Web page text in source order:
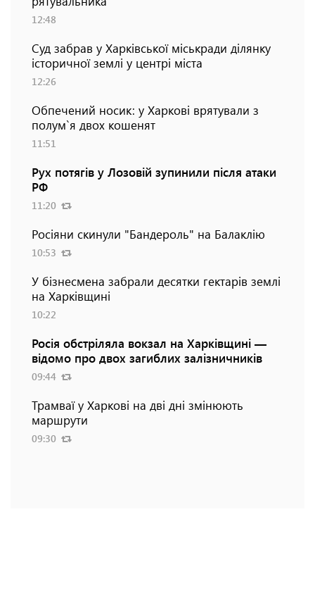
12:48
Суд забрав у Харківської міськради ділянку
історичної землі у центрі міста
12:26
Обпечений носик: у Харкові врятували з
полум`я двох кошенят
11:51
Рух потягів у Лозовій зупинили після атаки
РФ
11:20
Росіяни скинули "Бандероль" на Балаклію
10:53
У бізнесмена забрали десятки гектарів землі
на Харківщині
10:22
Росія обстріляла вокзал на Харківщині —
відомо про двох загиблих залізничників
09:44
Трамваї у Харкові на дві дні змінюють
маршрути
09:30